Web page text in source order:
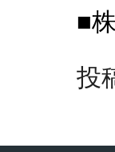
■
投